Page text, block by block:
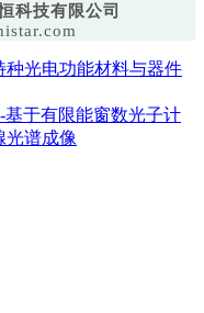
科技有限公司
种光电功能材料与器件
-基于有限能窗数光子计
光谱成像